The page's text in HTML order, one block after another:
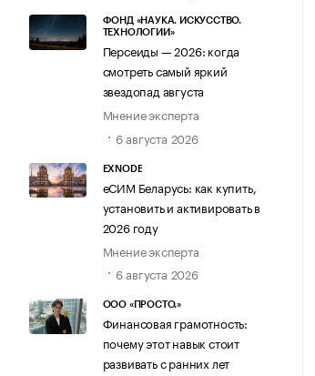
ФОНД «НАУКА. ИСКУССТВО.
ТЕХНОЛОГИИ»
Персеиды — 2026: когда
смотреть самый яркий
звездопад августа
Мнение эксперта
6 августа 2026
EXNODE
еСИМ Беларусь: как купить,
установить и активировать в
2026 году
Мнение эксперта
6 августа 2026
ООО «ПРОСТО.»
Финансовая грамотность:
почему этот навык стоит
развивать с ранних лет